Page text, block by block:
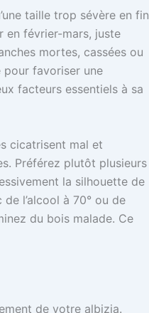
taille trop sévère en fin
en février-mars, juste
mortes, cassées ou
pour favoriser une
facteurs essentiels à sa
cicatrisent mal et
Préférez plutôt plusieurs
la silhouette de
l’alcool à 70° ou de
du bois malade. Ce
de votre albizia.